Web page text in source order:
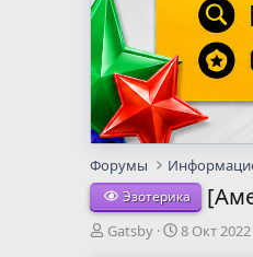
Форумы
Эзотерика
А
Gatsby
Д
8 Окт 2022